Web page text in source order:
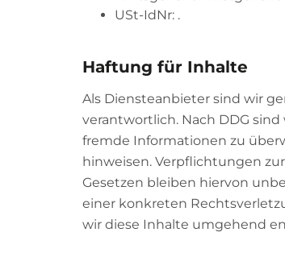
USt-IdNr: .
Haftung für Inhalte
Als Diensteanbieter sind wir
verantwortlich. Nach DDG
fremde Informationen zu
hinweisen. Verpflichtungen
Gesetzen bleiben hiervon
einer konkreten
wir diese Inhalte umgehend